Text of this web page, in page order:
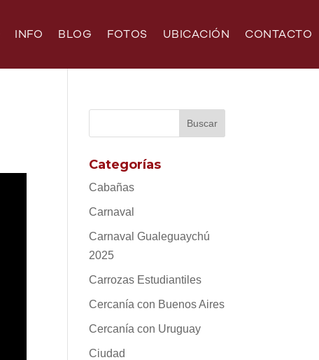
INFO BLOG FOTOS UBICACIÓN CONTACTO
Categorías
Cabañas
Carnaval
Carnaval Gualeguaychú
2025
Carrozas Estudiantiles
Cercanía con Buenos Aires
Cercanía con Uruguay
Ciudad